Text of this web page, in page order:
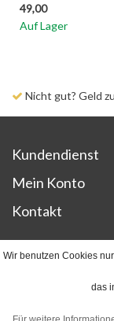
49,00
Auf Lager
Nicht gut? Geld
Kundendienst
Mein Konto
Kontakt
Wir benutzen Cookies
das